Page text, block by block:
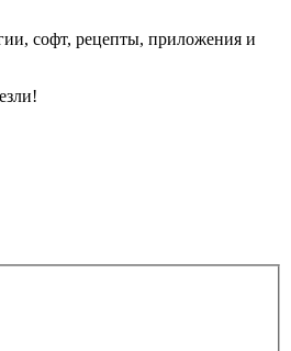
софт, рецепты, приложения и